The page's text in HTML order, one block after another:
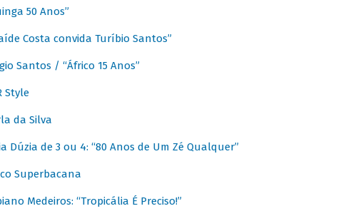
50 Anos”
Costa convida Turíbio Santos”
Santos / “Áfrico 15 Anos”
Style
da Silva
Dúzia de 3 ou 4: “80 Anos de Um Zé Qualquer”
Superbacana
Medeiros: “Tropicália É Preciso!”